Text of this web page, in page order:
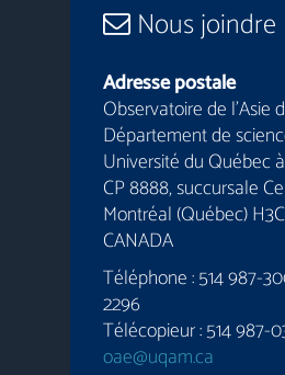
Nous joindre
Adresse postale
Observatoire de l’Asie
Département de
Université du Québec
CP 8888, succursale
Montréal (Québec)
CANADA
Téléphone : 514 987-
2296
Télécopieur : 514 987-
oae@uqam.ca